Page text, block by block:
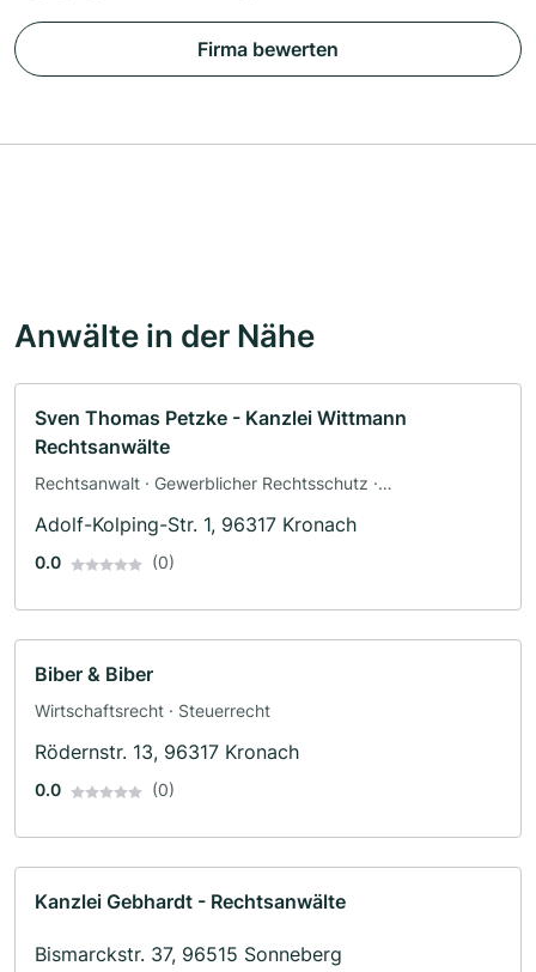
Firma bewerten
Anwälte in der Nähe
Sven Thomas Petzke - Kanzlei Wittmann
Rechtsanwälte
Rechtsanwalt · Gewerblicher Rechtsschutz ·
Adolf-Kolping-Str. 1, 96317 Kronach
0.0 (0)
Biber & Biber
Wirtschaftsrecht · Steuerrecht
Rödernstr. 13, 96317 Kronach
0.0 (0)
Kanzlei Gebhardt - Rechtsanwälte
Bismarckstr. 37, 96515 Sonneberg